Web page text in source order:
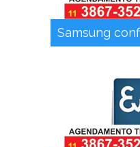
Samsung